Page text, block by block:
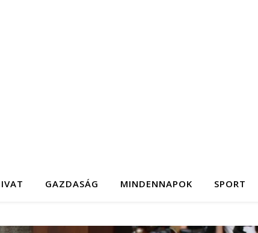
GAZDASÁG MINDENNAPOK SPORT